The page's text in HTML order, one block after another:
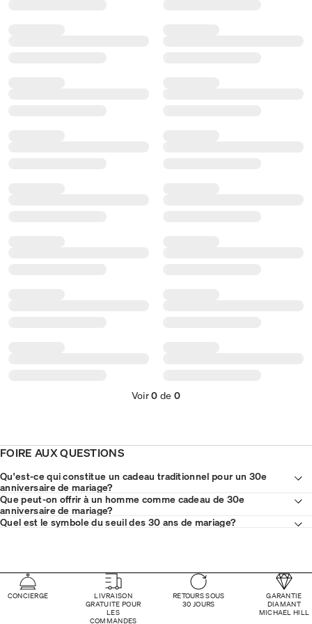
Voir0 de 0
FOIRE AUX QUESTIONS
Qu'est-ce qui constitue un cadeau traditionnel pour un 30e
anniversaire de mariage?
Que peut-on offrir à un homme comme cadeau de 30e
anniversaire de mariage?
Quel est le symbole du seuil des 30 ans de mariage?
CONCIERGE
LIVRAISON
GRATUITE POUR
LES
COMMANDES
RETOURS SOUS
30 JOURS
GARANTIE
DIAMANT
MICHAEL HILL